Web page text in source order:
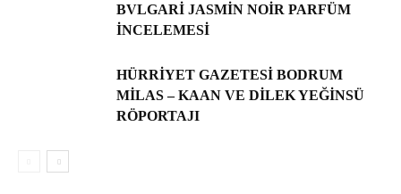
BVLGARI JASMIN NOIR PARFÜM
İNCELEMESI
HÜRRİYET GAZETESİ BODRUM
MILAS – KAAN VE DILEK YEĞINSÜ
RÖPORTAJI